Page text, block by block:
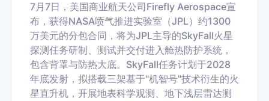
7月7日，美国商业航天公司Firefly Aerospace宣
布，获得NASA喷气推进实验室（JPL）约1300
万美元的分包合同，将为JPL主导的SkyFall火星
探测任务研制、测试并交付进入舱热防护系统，
包含背罩与防热大底。SkyFall任务计划于2028
年底发射，拟搭载三架基于"机智号"技术衍生的火
星直升机，开展地表科学观测、地下浅层雷达测